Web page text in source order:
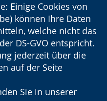
Einige Cookies von
können Ihre Daten
welche nicht das
DS-GVO entspricht.
jederzeit über die
auf der Seite
Sie in unserer